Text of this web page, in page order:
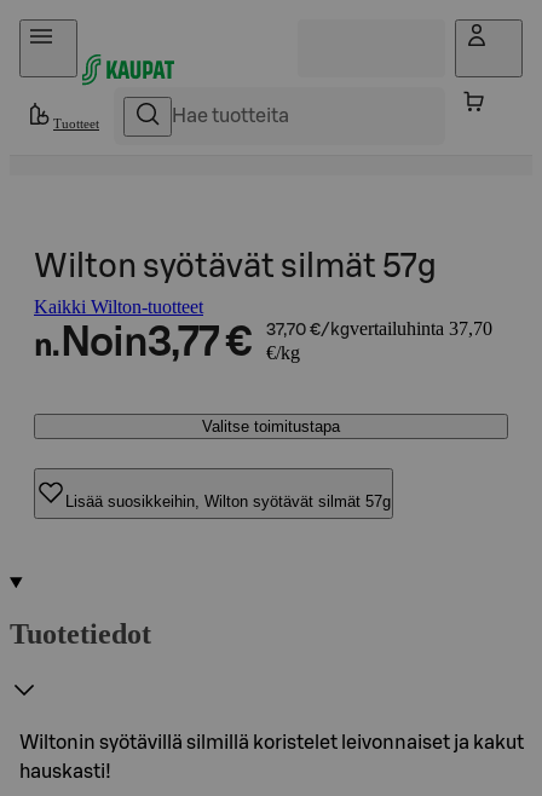
Hyppää sisältöön
Tuotteet
Wilton syötävät silmät 57g
Kaikki Wilton-tuotteet
n. Noin3,77 € 37,70 €/kgvertailuhinta 37,70
€/kg
Valitse toimitustapa
Lisää suosikkeihin, Wilton syötävät silmät 57g
Tuotetiedot
Wiltonin syötävillä silmillä koristelet leivonnaiset ja kakut
hauskasti!